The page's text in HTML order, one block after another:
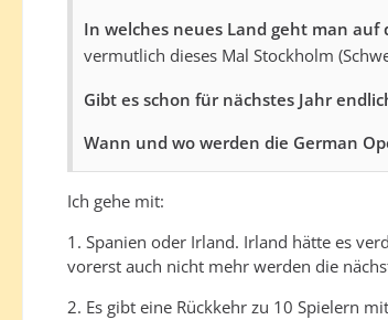
In welches neues Land geht man auf
vermutlich dieses Mal Stockholm
Gibt es schon für nächstes Jahr
Wann und wo werden die German
Ich gehe mit:
1. Spanien oder Irland. Irland hätte es
vorerst auch nicht mehr werden die
2. Es gibt eine Rückkehr zu 10 Spielern